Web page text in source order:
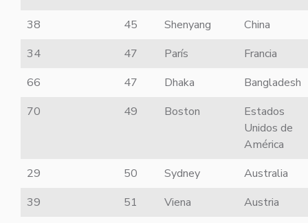
38
45 Shenyang
China
34
47 París
Francia
66
47 Dhaka
Bangladesh
70
49 Boston
Estados
Unidos de
América
29
50 Sydney
Australia
39
51 Viena
Austria